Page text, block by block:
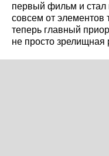
первый фильм и стал
совсем от
теперь главный
не просто зрелищная